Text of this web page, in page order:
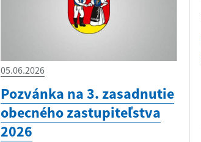
05.06.2026
Pozvánka na 3. zasadnutie
obecného zastupiteľstva
2026